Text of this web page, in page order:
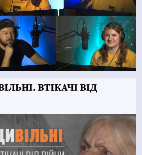
ВТІКАЧІ ВІД